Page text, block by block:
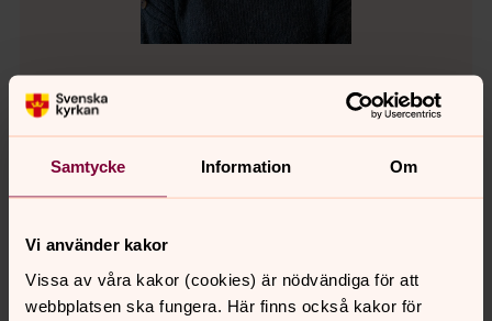
Samtycke Information Om
Vi använder kakor
Vissa av våra kakor (cookies) är nödvändiga för att
webbplatsen ska fungera. Här finns också kakor för
Patricia Claesson
Diakoniassistent, Vetlanda pastorat